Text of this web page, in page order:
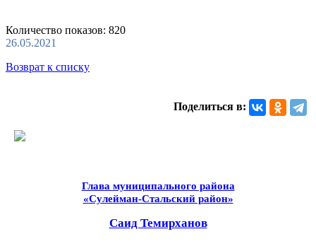
Количество показов: 820
26.05.2021
Возврат к списку
Поделиться в:
Глава муниципального района
«Сулейман-Стальский район»
Саид Темирханов